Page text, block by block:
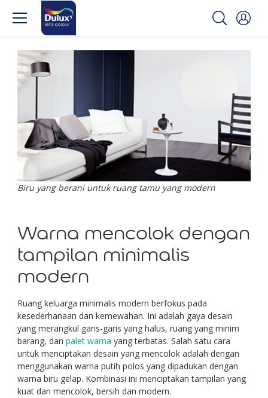
Biru yang berani untuk ruang tamu yang modern
Warna mencolok dengan
tampilan minimalis
modern
Ruang keluarga minimalis modern berfokus pada
kesederhanaan dan kemewahan. Ini adalah gaya desain
yang merangkul garis-garis yang halus, ruang yang minim
barang, dan palet warna yang terbatas. Salah satu cara
untuk menciptakan desain yang mencolok adalah dengan
menggunakan warna putih polos yang dipadukan dengan
warna biru gelap. Kombinasi ini menciptakan tampilan yang
kuat dan mencolok, bersih dan modern.